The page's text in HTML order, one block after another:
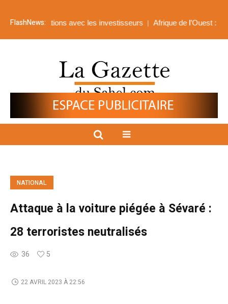
FlashNews:avec les investisseurs Afrique de l’Ouest : la BIDC
NATIONAL
Attaque à la voiture piégée à Sévaré :
28 terroristes neutralisés
36 5
22 AVRIL 2023 À 22:56